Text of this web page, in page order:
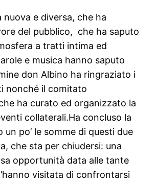
nuova e diversa, che ha
del pubblico, che ha saputo
a tratti intima ed
e musica hanno saputo
don Albino ha ringraziato i
nonché il comitato
ha curato ed organizzato la
collaterali.Ha concluso la
un po’ le somme di questi due
che sta per chiudersi: una
opportunità data alle tante
visitata di confrontarsi